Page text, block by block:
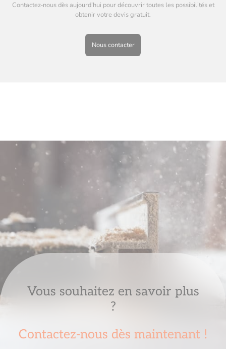
Contactez-nous dès aujourd’hui pour découvrir toutes les possibilités et
obtenir votre devis gratuit.
Nous contacter
Vous souhaitez en savoir plus
?
Contactez-nous dès maintenant !